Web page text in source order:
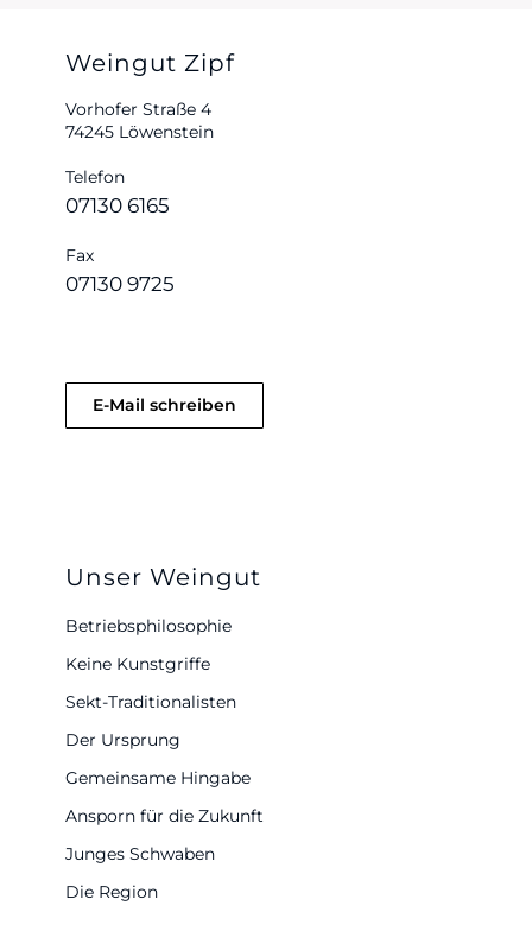
Weingut Zipf
Vorhofer Straße 4
74245 Löwenstein
Telefon
07130 6165
Fax
07130 9725
E-Mail schreiben
Unser Weingut
Betriebsphilosophie
Keine Kunstgriffe
Sekt-Traditionalisten
Der Ursprung
Gemeinsame Hingabe
Ansporn für die Zukunft
Junges Schwaben
Die Region